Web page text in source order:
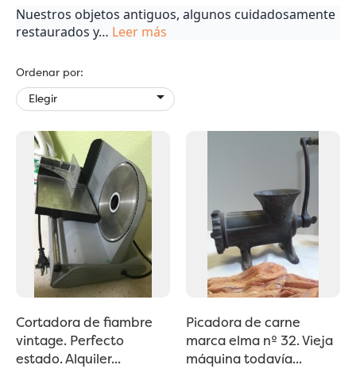
Nuestros objetos antiguos, algunos cuidadosamente
restaurados y… Leer más
Ordenar por:
Elegir

Cortadora de fiambre
vintage. Perfecto
estado. Alquiler...
Picadora de carne
marca elma nº 32. Vieja
máquina todavía...